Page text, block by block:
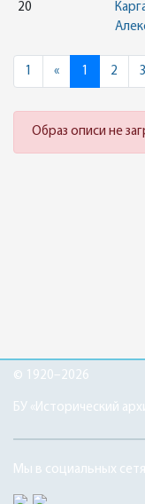
20
1 «Previous
1 2 3
Образ описи не
© 1920–2026
БУ «Исторический
Мы в социальных